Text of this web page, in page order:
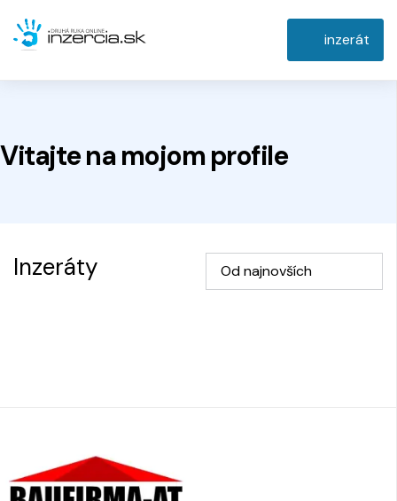
inzerát
Vitajte na mojom profile
Inzeráty Od najnovších